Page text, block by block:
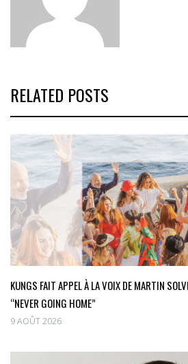
RELATED POSTS
KUNGS FAIT APPEL À LA VOIX DE MARTIN
“NEVER GOING HOME”
9 AOÛT 2026